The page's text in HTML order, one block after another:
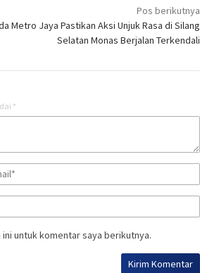
Pos berikutnya
Metro Jaya Pastikan Aksi Unjuk Rasa di Silang
Selatan Monas Berjalan Terkendali
*
untuk komentar saya berikutnya.